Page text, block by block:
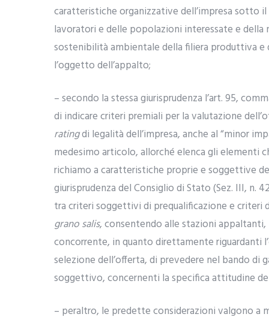
caratteristiche organizzative dell’impresa
lavoratori e delle popolazioni interessate e
sostenibilità ambientale della filiera produttiva
l’oggetto dell’appalto;
– secondo la stessa giurisprudenza l’art. 95,
di indicare criteri premiali per la valutazione
ratingdi legalità dell’impresa, anche al “minor
medesimo articolo, allorché elenca gli elementi
richiamo a caratteristiche proprie e soggettive
giurisprudenza del Consiglio di Stato (Sez. III, n.
tra criteri soggettivi di prequalificazione e criteri
grano salis, consentendo alle stazioni
concorrente, in quanto direttamente riguardanti
selezione dell’offerta, di prevedere nel bando
soggettivo, concernenti la specifica attitudine
– peraltro, le predette considerazioni valgono a